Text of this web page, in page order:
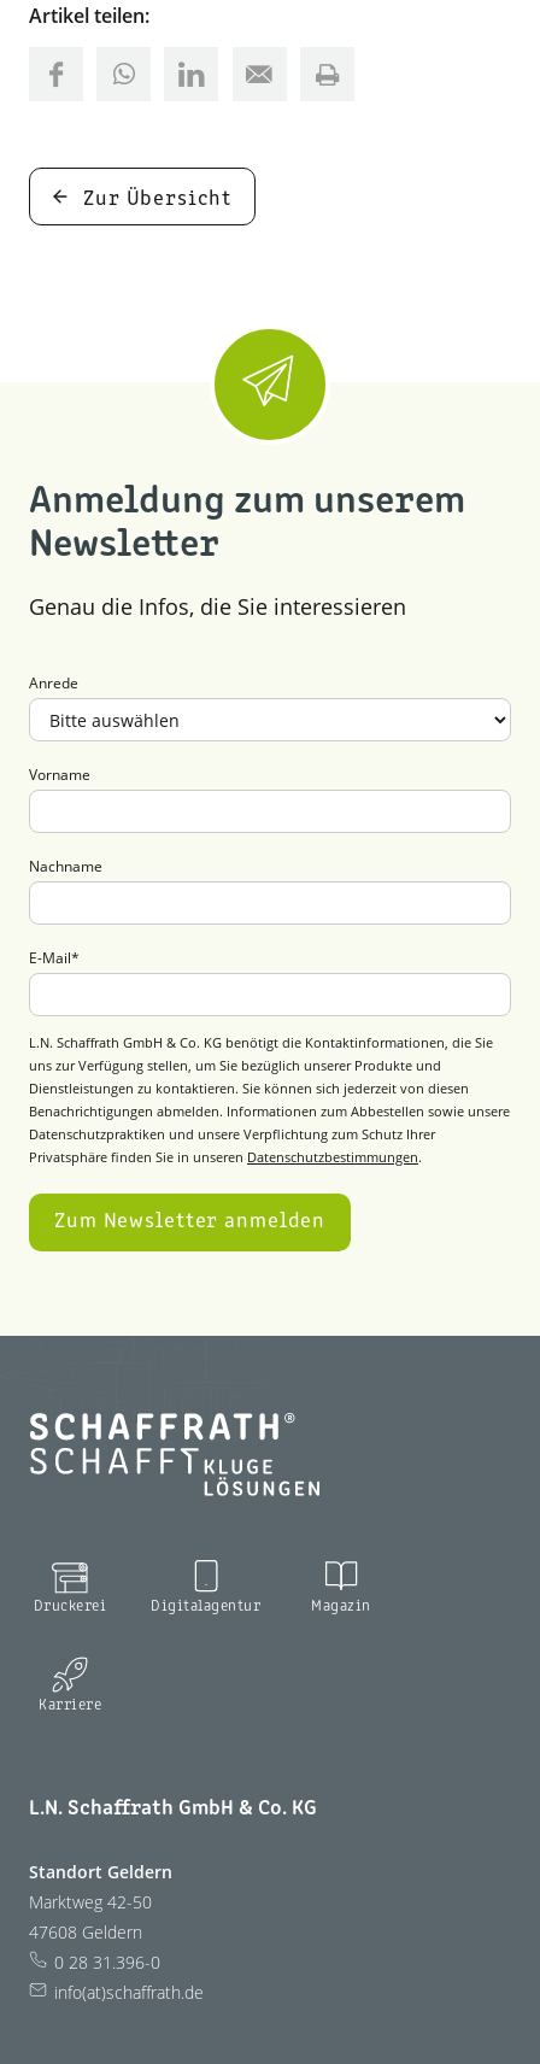
Artikel teilen:
Zur Übersicht
Anmeldung zum unserem
Newsletter
Genau die Infos, die Sie interessieren
Anrede
Vorname
Nachname
E-Mail*
L.N. Schaffrath GmbH & Co. KG benötigt die Kontaktinformationen, die Sie
uns zur Verfügung stellen, um Sie bezüglich unserer Produkte und
Dienstleistungen zu kontaktieren. Sie können sich jederzeit von diesen
Benachrichtigungen abmelden. Informationen zum Abbestellen sowie unsere
Datenschutzpraktiken und unsere Verpflichtung zum Schutz Ihrer
Privatsphäre finden Sie in unseren Datenschutzbestimmungen.
Druckerei Digitalagentur Magazin
Karriere
L.N. Schaffrath GmbH & Co. KG
Standort Geldern
Marktweg 42-50
47608 Geldern
0 28 31.396-0
info(at)schaffrath.de